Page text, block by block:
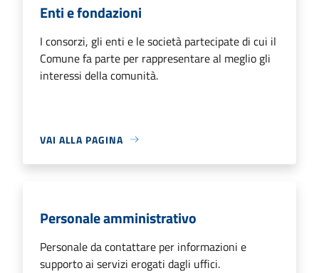
Enti e fondazioni
I consorzi, gli enti e le società partecipate di cui il
Comune fa parte per rappresentare al meglio gli
interessi della comunità.
VAI ALLA PAGINA
Personale amministrativo
Personale da contattare per informazioni e
supporto ai servizi erogati dagli uffici.